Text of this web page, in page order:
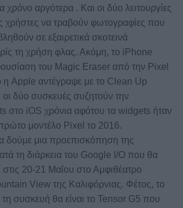
αργότερα . Και οι δύο λειτουργίες
χρήστες να τραβούν φωτογραφίες που
σε εξαιρετικά σκοτεινά
τη χρήση φλας. Ακόμη, το iPhone
του Magic Eraser από την Pixel
η Apple αντέγραψε με το Clean Up
οι δύο συσκευές συζητούν την
στο iOS χρόνια αφότου τα widgets ήταν
πρώτο μοντέλο Pixel το 2016.
δούμε μια προεπισκόπηση της
τη διάρκεια του Google I/O που θα
στις 20-21 Μαΐου στο Αμφιθέατρο
View της Καλιφόρνιας. Φέτος, το
συσκευή θα είναι το Tensor G5 που